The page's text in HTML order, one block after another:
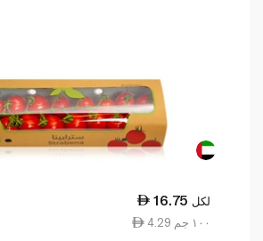
16.75 لكل
4.29 ١٠٠ جم